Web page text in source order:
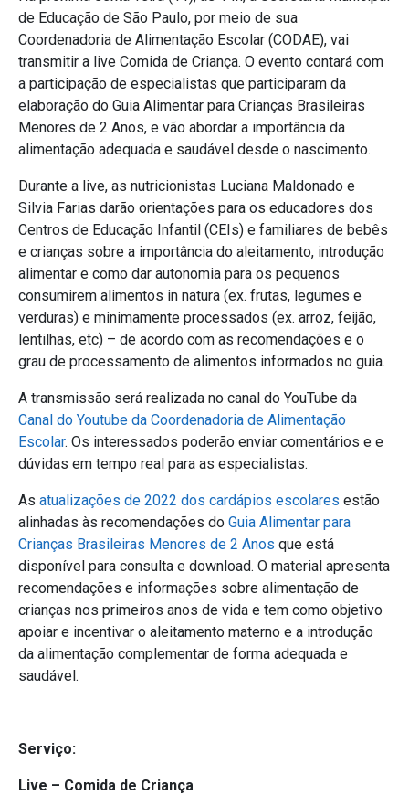
de Educação de São Paulo, por meio de sua
Coordenadoria de Alimentação Escolar (CODAE), vai
transmitir a live Comida de Criança. O evento contará com
a participação de especialistas que participaram da
elaboração do Guia Alimentar para Crianças Brasileiras
Menores de 2 Anos, e vão abordar a importância da
alimentação adequada e saudável desde o nascimento.
Durante a live, as nutricionistas Luciana Maldonado e
Silvia Farias darão orientações para os educadores dos
Centros de Educação Infantil (CEIs) e familiares de bebês
e crianças sobre a importância do aleitamento, introdução
alimentar e como dar autonomia para os pequenos
consumirem alimentos in natura (ex. frutas, legumes e
verduras) e minimamente processados (ex. arroz, feijão,
lentilhas, etc) – de acordo com as recomendações e o
grau de processamento de alimentos informados no guia.
A transmissão será realizada no canal do YouTube da
Canal do Youtube da Coordenadoria de Alimentação
Escolar. Os interessados poderão enviar comentários e e
dúvidas em tempo real para as especialistas.
As atualizações de 2022 dos cardápios escolares estão
alinhadas às recomendações do Guia Alimentar para
Crianças Brasileiras Menores de 2 Anos que está
disponível para consulta e download. O material apresenta
recomendações e informações sobre alimentação de
crianças nos primeiros anos de vida e tem como objetivo
apoiar e incentivar o aleitamento materno e a introdução
da alimentação complementar de forma adequada e
saudável.
Serviço:
Live – Comida de Criança